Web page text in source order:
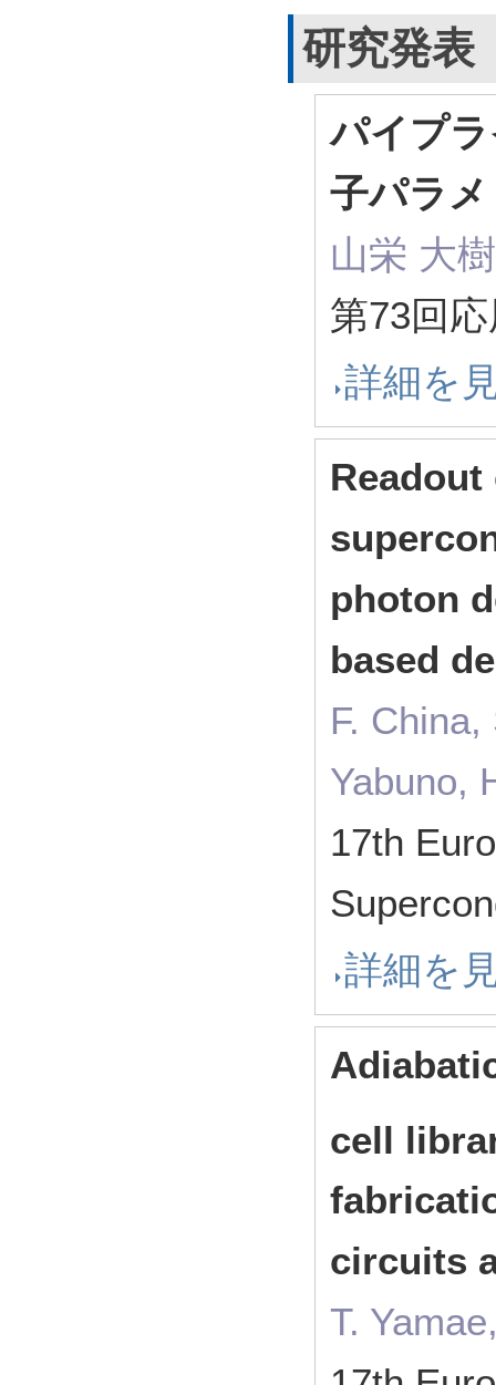
研究発表
パイプ
子パラ
山栄 大
第73回
詳細を
photon
based
F.
Yabuno,
17th
詳細を
cell
circuits
T.